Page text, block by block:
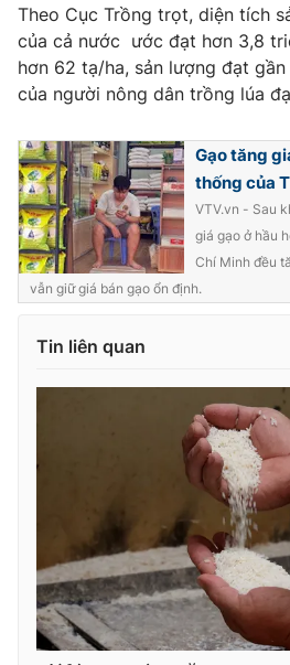
Thị trường
Tư vấn
Lịch phát sóng
Chuyên mục khác
Emagazine
Photo
Video
VTV Money
Bất
Thị trường 24h Tấm
VTV9 VTV8
Liên hệ tòa soạn
Theo Cục Trồng trọt, diện tích
của cả nước ước đạt hơn 3,8
hơn 62 tạ/ha, sản lượng đạt
của người nông dân trồng lúa
Gạo tăng
thống của
VTV.vn - Sau
giá gạo ở hầu
Chí Minh đều
vẫn giữ giá bán gạo ổn định.
Tin liên quan